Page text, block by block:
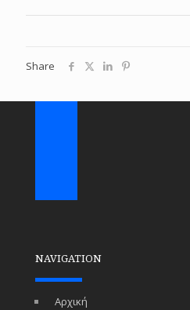
Share
NAVIGATION
Αρχική